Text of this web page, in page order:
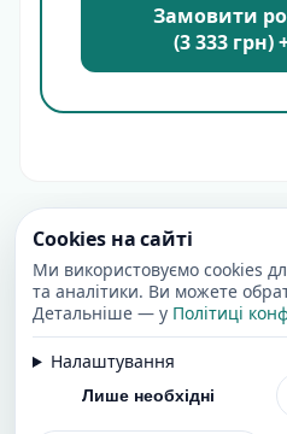
Замовити
(3 333 грн)
Cookies на сайті
Ми використовуємо cookies
та аналітики. Ви можете
Детальніше — у Політиці
Налаштування
Лише необхідні